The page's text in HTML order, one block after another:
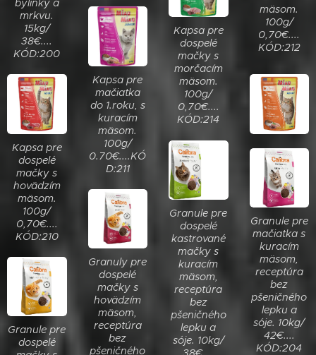
bylinky a
mrkvu.
15kg/
38€....
KÓD:200
mäsom.
100g/
0,70€....
KÓD:212
Kapsa pre
dospelé
mačky s
morčacím
mäsom.
100g/
0,70€....
KÓD:214
Kapsa pre
mačiatka
do 1.roku, s
kuracím
mäsom.
100g/
0.70€....KÓ
D:211
Kapsa pre
dospelé
mačky s
hovädzím
mäsom.
100g/
0,70€....
KÓD:210
Granule pre
dospelé
kastrované
mačky s
kuracím
mäsom,
receptúra
bez
pšeničného
lepku a
sóje. 10kg/
Granule pre
mačiatka s
kuracím
mäsom,
receptúra
bez
pšeničného
lepku a
sóje. 10kg/
42€....
KÓD:204
Granuly pre
dospelé
mačky s
hovädzím
mäsom,
receptúra
bez
pšeničného
Granule pre
dospelé